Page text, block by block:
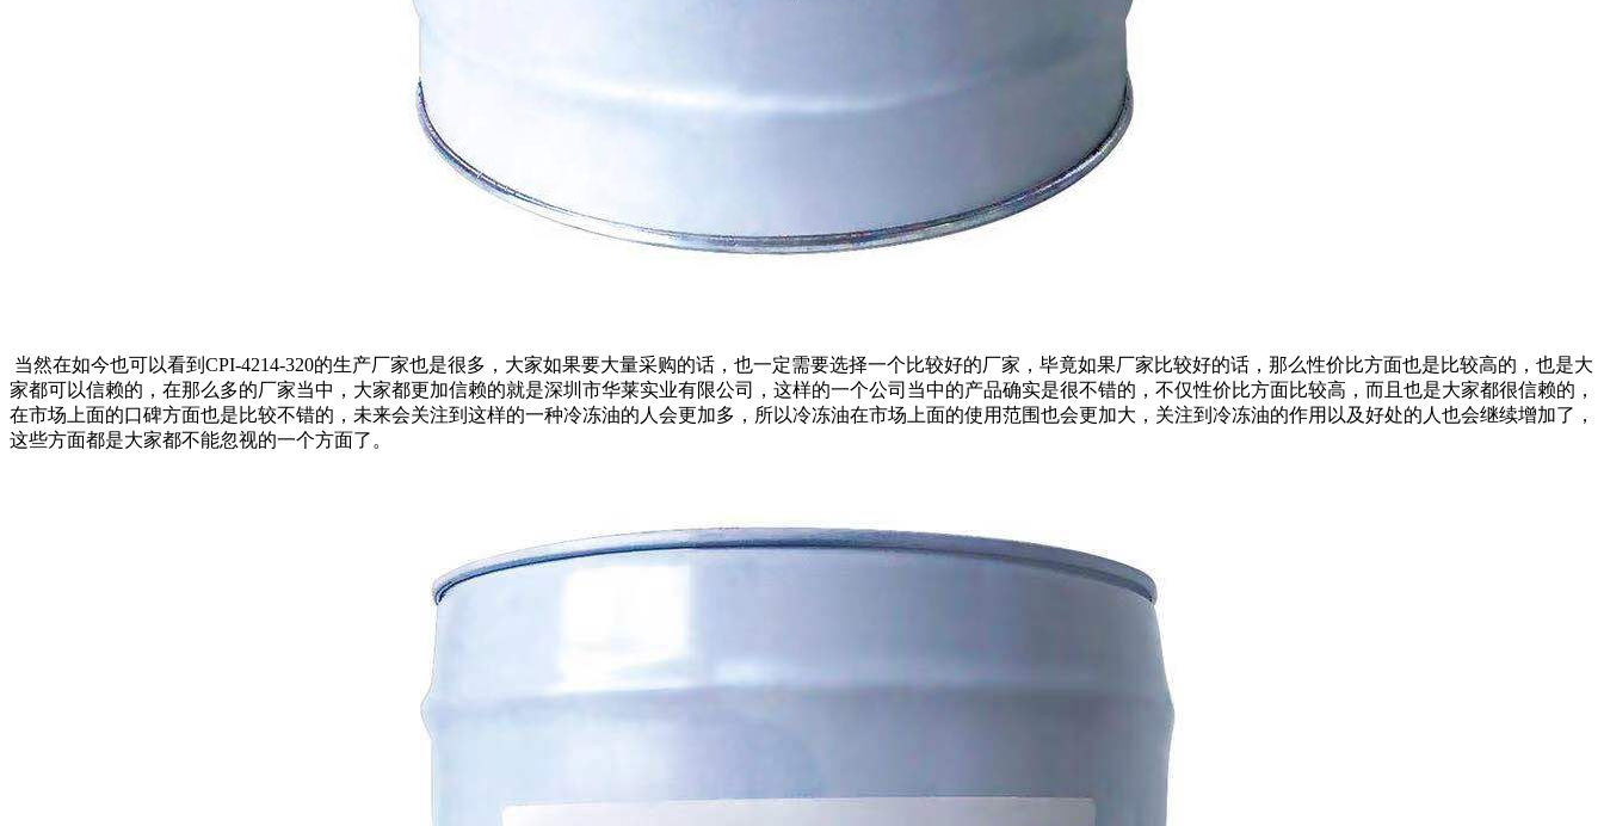
当然在如今也可以看到CPI-4214-320的生产厂家也是很多，大家如果要大量采购的话，也一定需要选择一个比较好的厂家，毕竟如果厂家比较好的话，那么性价比方面也是比较高的，也是大
家都可以信赖的，在那么多的厂家当中，大家都更加信赖的就是深圳市华莱实业有限公司，这样的一个公司当中的产品确实是很不错的，不仅性价比方面比较高，而且也是大家都很信赖的，
在市场上面的口碑方面也是比较不错的，未来会关注到这样的一种冷冻油的人会更加多，所以冷冻油在市场上面的使用范围也会更加大，关注到冷冻油的作用以及好处的人也会继续增加了，
这些方面都是大家都不能忽视的一个方面了。